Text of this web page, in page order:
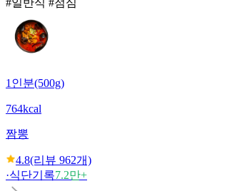
1인분(500g)
764kcal
짬뽕
4.8(리뷰 962개)
·식단기록7.2만+